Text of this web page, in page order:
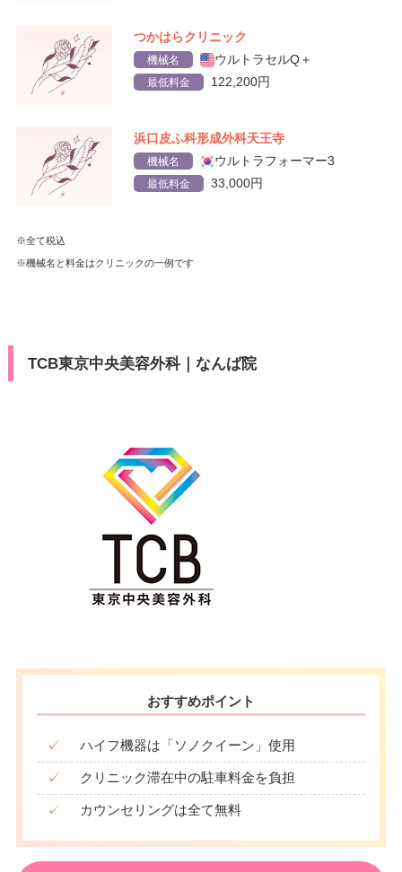
つかはらクリニック
機械名 ウルトラセルQ＋
最低料金 122,200円
浜口皮ふ科形成外科天王寺
機械名 ウルトラフォーマー3
最低料金 33,000円
※全て税込
※機械名と料金はクリニックの一例です
TCB東京中央美容外科｜なんば院
おすすめポイント
✓ ハイフ機器は「ソノクイーン」使用
✓ クリニック滞在中の駐車料金を負担
✓ カウンセリングは全て無料